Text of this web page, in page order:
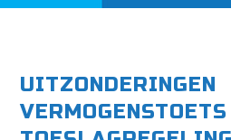
UITZONDERINGEN
VERMOGENSTOETS